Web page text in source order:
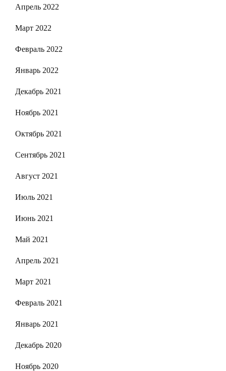
Апрель 2022
Март 2022
Февраль 2022
Январь 2022
Декабрь 2021
Ноябрь 2021
Октябрь 2021
Сентябрь 2021
Август 2021
Июль 2021
Июнь 2021
Май 2021
Апрель 2021
Март 2021
Февраль 2021
Январь 2021
Декабрь 2020
Ноябрь 2020